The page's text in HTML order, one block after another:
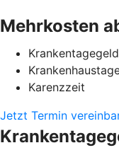
Mehrkosten
Karenzzeit
Jetzt Termin